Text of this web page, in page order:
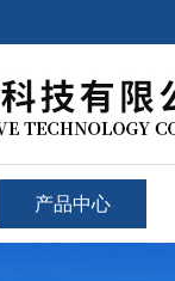
产品中心